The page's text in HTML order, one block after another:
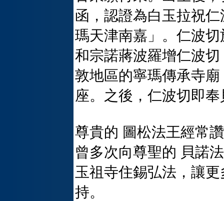
函，認證為白玉拉祝
瑪天津南嘉」。仁波
和宗諾蔣波羅增仁波
敦地區的寧瑪傳承寺
座。之後，仁波切即
尊貴的 圖松法王經常
曾多次向尊聖的 貝諾
玉祖寺住錫弘法，讓
持。